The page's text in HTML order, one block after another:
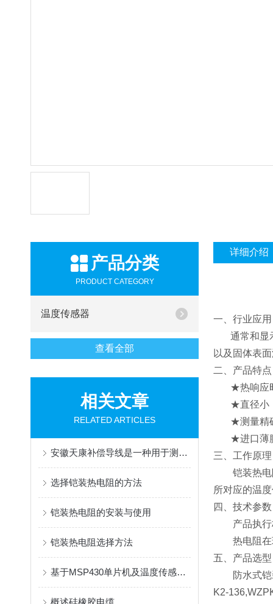
产品分类
PRODUCT CATEGORY
温度传感器
查看全部
相关文章
RELATED ARTICLES
安徽天康补偿导线是一种用于测量温度的电缆
选择铠装热电阻的方法
铠装热电阻的安装与使用
铠装热电阻选择方法
基于MSP430单片机及温度传感器的原油含水率测定仪
概述硅橡胶电缆
详细介绍
一、行业应
通常和显示
以及固体表
二、产品特
★热响应时
★直径小，
★测量精
★进口薄膜
三、工作原
铠装热电阻
所对应的温
四、技术参
产品执行
热电阻在环
五、产品选
防水式铠装
K2-